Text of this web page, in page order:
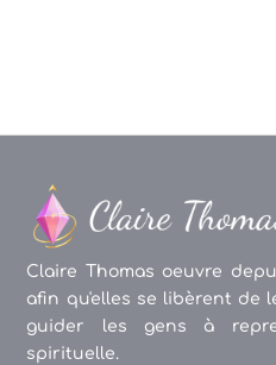
Claire Thomas oeuvre
afin qu'elles se libèrent de
guider les gens à
spirituelle.